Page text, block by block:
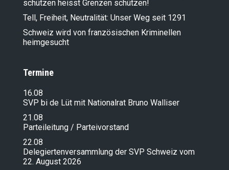
02.07.2025
Revision Verordnung über die
Verordnung) per 1. Januar 2026
16.06.2025
Winterreserveverordnung
Asylschmarotzer aufnehmen: SVP-
20.03.2025
2025
20.03.2025
schützen heisst Grenzen schützen!
Tell, Freiheit, Neutralität: Unser Weg seit 1291
Schweiz wird von französischen Kriminellen
heimgesucht
Termine
16.08
SVP bi de Lüt mit Nationalrat Bruno Walliser
21.08
Parteileitung / Parteivorstand
22.08
Delegiertenversammlung der SVP Schweiz vom
22. August 2026